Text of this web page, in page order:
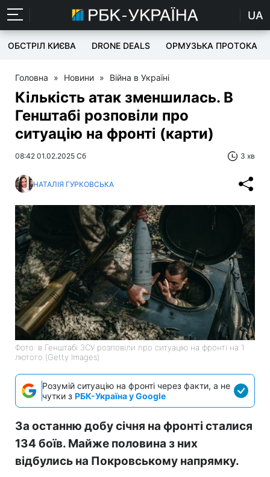
UA
ОБСТРІЛ КИЄВА DRONE DEALS ОРМУЗЬКА ПРОТОКА
Головна » Новини » Війна в Україні
Кількість атак зменшилась. В
Генштабі розповіли про
ситуацію на фронті (карти)
08:42 01.02.2025 Сб 3 хв
НАТАЛІЯ ГУРКОВСЬКА
Фото: в Генштабі ЗСУ розповіли про ситуацію на фронті на 1
лютого (Getty Images)
Розумій ситуацію на фронті через факти, а не
чутки з РБК-Україна у Google
За останню добу січня на фронті сталися
134 боїв. Майже половина з них
відбулись на Покровському напрямку.